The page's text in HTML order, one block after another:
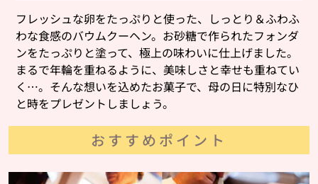
フレッシュな卵をたっぷりと使った、しっとり＆ふわふ
わな食感のバウムクーヘン。お砂糖で作られたフォンダ
ンをたっぷりと塗って、極上の味わいに仕上げました。
まるで年輪を重ねるように、美味しさと幸せも重ねてい
く…。そんな想いを込めたお菓子で、母の日に特別なひ
と時をプレゼントしましょう。
おすすめポイント